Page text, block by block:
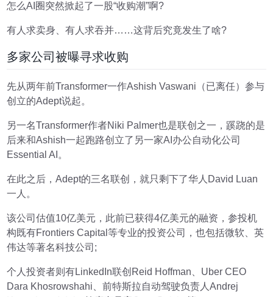
怎么AI圈突然掀起了一股“收购潮”啊?
有人求卖身、有人求吞并……这背后究竟发生了啥?
多家公司被曝寻求收购
先从两年前Transformer一作Ashish Vaswani（已离任）参与
创立的Adept说起。
另一名Transformer作者Niki Palmer也是联创之一，蹊跷的是
后来和Ashish一起跑路创立了另一家AI办公自动化公司
Essential AI。
在此之后，Adept的三名联创，就只剩下了华人David Luan
一人。
该公司估值10亿美元，此前已获得4亿美元的融资，参投机
构既有Frontiers Capital等专业的投资公司，也包括微软、英
伟达等著名科技公司;
个人投资者则有LinkedIn联创Reid Hoffman、Uber CEO
Dara Khosrowshahi、前特斯拉自动驾驶负责人Andrej